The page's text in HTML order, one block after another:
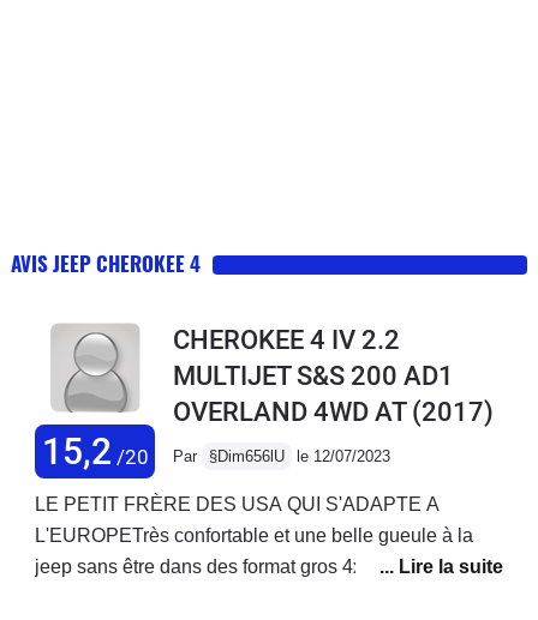
AVIS JEEP CHEROKEE 4
15,2 /20
CHEROKEE 4 IV 2.2
MULTIJET S&S 200 AD1
OVERLAND 4WD AT(2017)
Par §Dim656lU le 12/07/2023
LE PETIT FRÈRE DES USA QUI S'ADAPTE A
L'EUROPETrès confortable et une belle gueule à la
jeep sans être dans des format gros 4x4.La version